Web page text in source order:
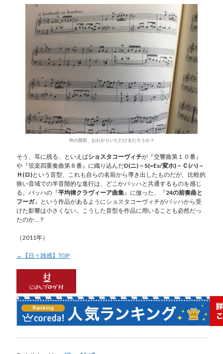
件の箇所、おわかりいただけるだろうか？
そう、耳に残る、といえばショスタコーヴィチが『交響曲第１０番』
や『弦楽四重奏曲第８番』に織り込んだD(ニ)－S(=Es/変ホ)－Ｃ(ハ)－
Ｈ(ロ)という音型、これも自らの名前から導き出したものだが、比較的
狭い音域での半音階的な進行は、どこかバッハと共通するものを感じ
る。バッハの『平均律クラヴィーア曲集』に倣った、『24の前奏曲と
フーガ』という作品があるようにショスタコーヴィチがバッハから受
けた影響は小さくない。こうした音型を作品に用いることも必然だっ
たのか…？
（2011年）
←【日々雑感】TOP